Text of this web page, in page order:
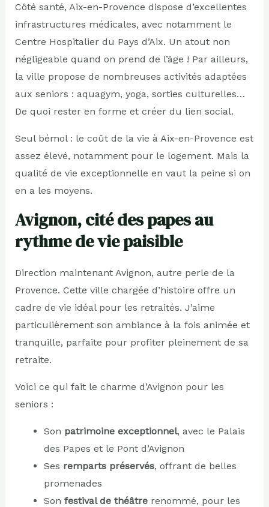
Côté santé, Aix-en-Provence dispose d’excellentes
infrastructures médicales, avec notamment le
Centre Hospitalier du Pays d’Aix. Un atout non
négligeable quand on prend de l’âge ! Par ailleurs,
la ville propose de nombreuses activités adaptées
aux seniors : aquagym, yoga, sorties culturelles…
De quoi rester en forme et créer du lien social.
Seul bémol : le coût de la vie à Aix-en-Provence est
assez élevé, notamment pour le logement. Mais la
qualité de vie exceptionnelle en vaut la peine si on
en a les moyens.
Avignon, cité des papes au
rythme de vie paisible
Direction maintenant Avignon, autre perle de la
Provence. Cette ville chargée d’histoire offre un
cadre de vie idéal pour les retraités. J’aime
particulièrement son ambiance à la fois animée et
tranquille, parfaite pour profiter pleinement de sa
retraite.
Voici ce qui fait le charme d’Avignon pour les
seniors :
Son patrimoine exceptionnel, avec le Palais
des Papes et le Pont d’Avignon
Ses remparts préservés, offrant de belles
promenades
Son festival de théâtrerenommé, pour les